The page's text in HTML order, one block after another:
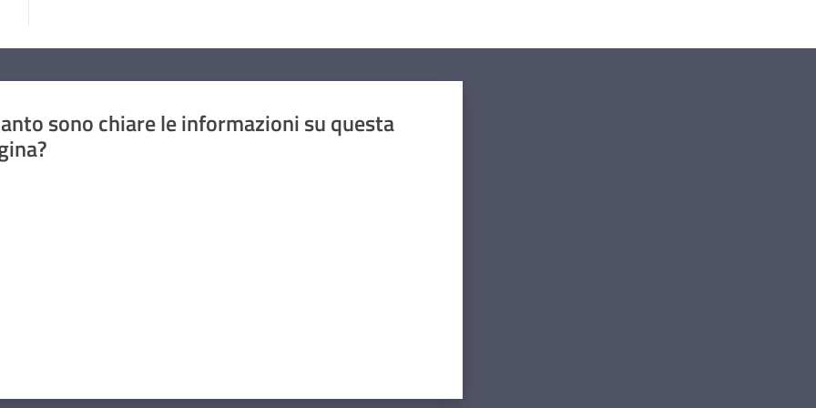
sono chiare le informazioni su questa